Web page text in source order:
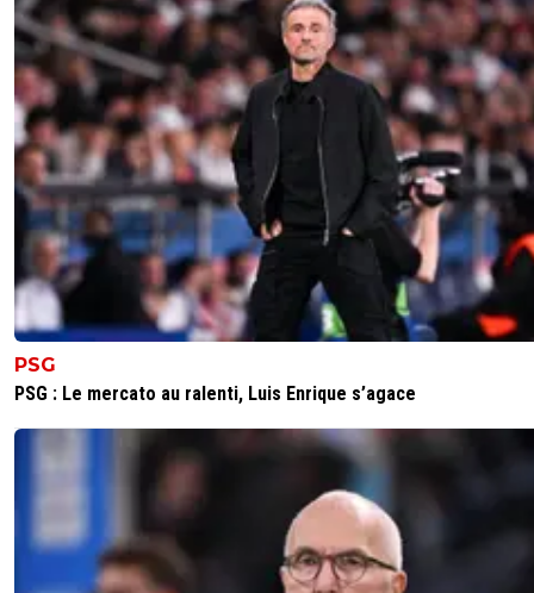
PSG
PSG : Le mercato au ralenti, Luis Enrique s’agace